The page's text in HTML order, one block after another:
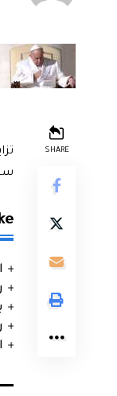
SHARE